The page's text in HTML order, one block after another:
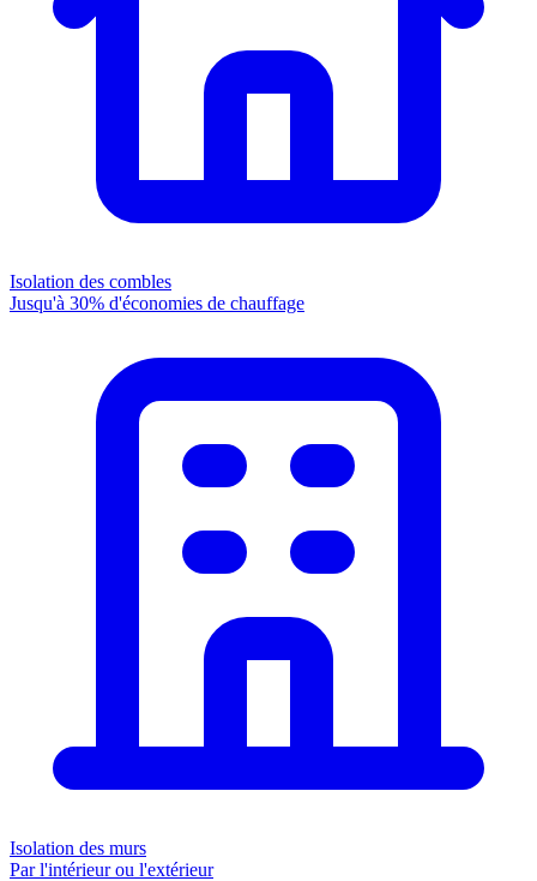
Isolation des combles
Jusqu'à 30% d'économies de chauffage
Isolation des murs
Par l'intérieur ou l'extérieur